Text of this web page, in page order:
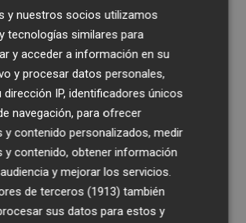
de fabricación de chips Terafab
su tradicional ofrenda a la Mare de
y Sant Pasqual Baylón
toda la actualidad de
Podcast en tu correo
y nuestros socios utilizamos
tecnologías similares para
y acceder a información en su
y procesar datos personales,
IP, identificadores únicos
navegación, para ofrecer
y contenido personalizados, medir
y contenido, obtener información
y mejorar los servicios.
de terceros (1913) también
sus datos para estos y